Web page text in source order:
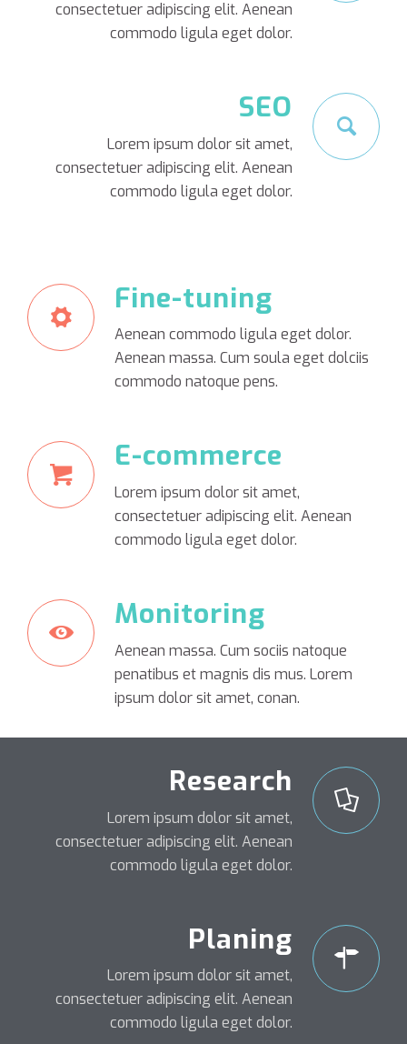
consectetuer adipiscing elit. Aenean
commodo ligula eget dolor.
SEO
Lorem ipsum dolor sit amet,
consectetuer adipiscing elit. Aenean
commodo ligula eget dolor.
Fine-tuning
Aenean commodo ligula eget dolor.
Aenean massa. Cum soula eget dolciis
commodo natoque pens.
E-commerce
Lorem ipsum dolor sit amet,
consectetuer adipiscing elit. Aenean
commodo ligula eget dolor.
Monitoring
Aenean massa. Cum sociis natoque
penatibus et magnis dis mus. Lorem
ipsum dolor sit amet, conan.
Research
Lorem ipsum dolor sit amet,
consectetuer adipiscing elit. Aenean
commodo ligula eget dolor.
Planing
Lorem ipsum dolor sit amet,
consectetuer adipiscing elit. Aenean
commodo ligula eget dolor.